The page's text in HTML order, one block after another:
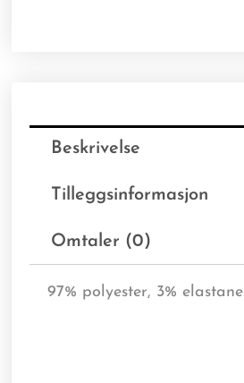
Beskrivelse
Tilleggsinformasjon
Omtaler (0)
97% polyester, 3% elastane